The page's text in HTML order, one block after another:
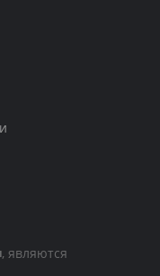
являются